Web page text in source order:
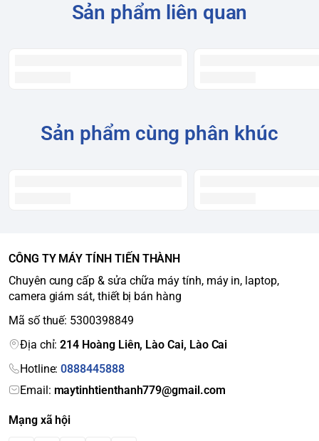
Sản phẩm liên quan
Sản phẩm cùng phân khúc
CÔNG TY MÁY TÍNH TIẾN THÀNH
Chuyên cung cấp & sửa chữa máy tính, máy in, laptop,
camera giám sát, thiết bị bán hàng
Mã số thuế: 5300398849
Địa chỉ:214 Hoàng Liên, Lào Cai, Lào Cai
Hotline:0888445888
Email: maytinhtienthanh779@gmail.com
Mạng xã hội